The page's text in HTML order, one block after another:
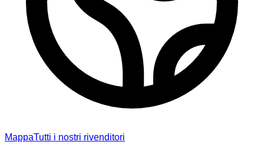
MappaTutti i nostri rivenditori